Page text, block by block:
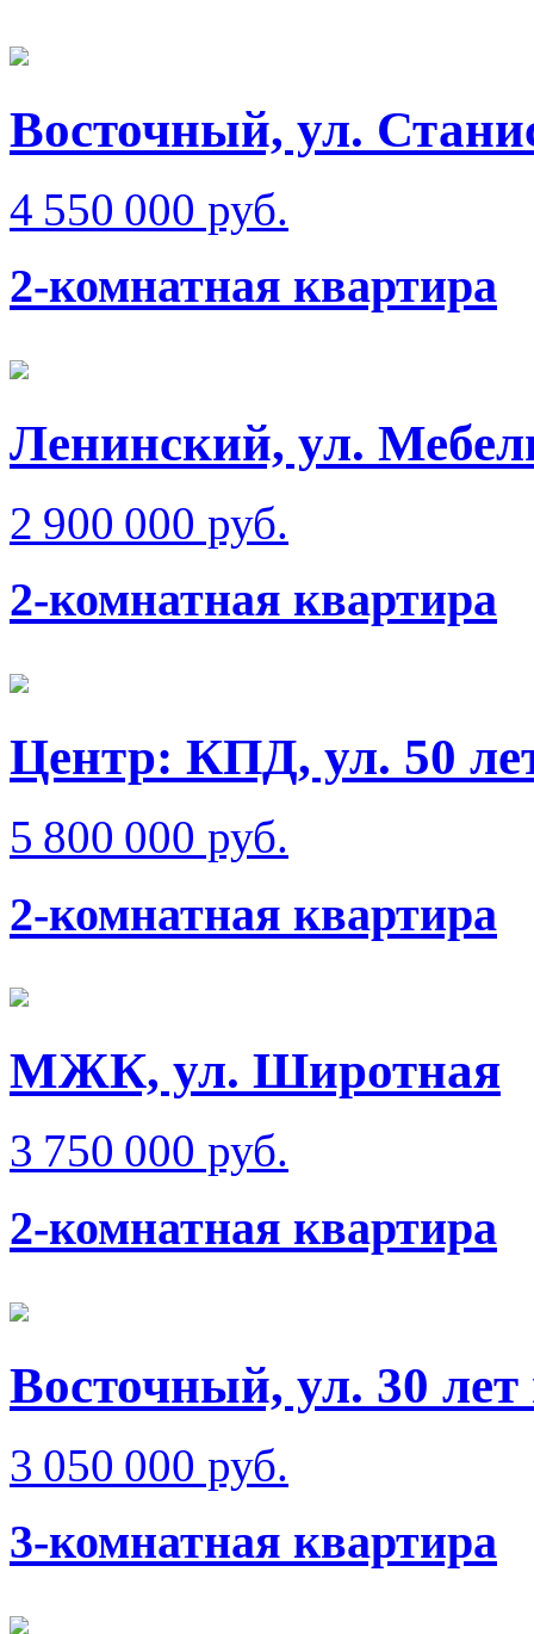
Восточный, ул.
4 550 000 руб.
2-комнатная квартира
Ленинский, ул.
2 900 000 руб.
2-комнатная квартира
Центр: КПД, ул. 50
5 800 000 руб.
2-комнатная квартира
МЖК, ул. Широтная
3 750 000 руб.
2-комнатная квартира
Восточный, ул. 30
3 050 000 руб.
3-комнатная квартира